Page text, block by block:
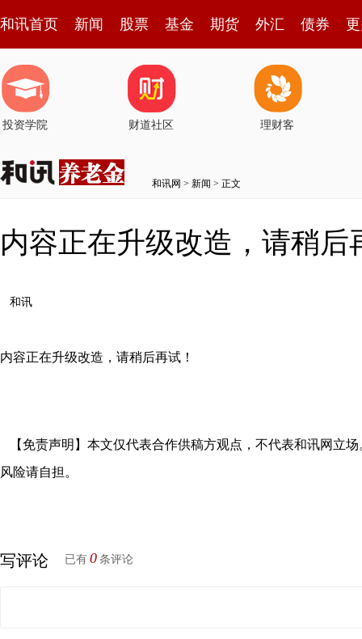
和讯首页 新闻 股票 基金 期货 外汇 债券
投资学院 财道社区 理财客
和讯网 > 新闻 > 正文
内容正在升级改造，请稍后
和讯
内容正在升级改造，请稍后再试！
【免责声明】本文仅代表合作供稿方观点，不代表和讯网立
风险请自担。
写评论 已有 0 条评论